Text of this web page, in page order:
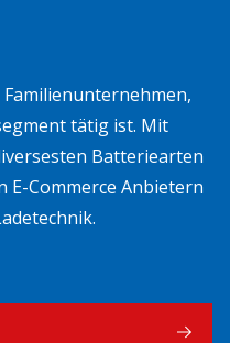
tätig ist. Mit
Batteriearten
Commerce Anbietern